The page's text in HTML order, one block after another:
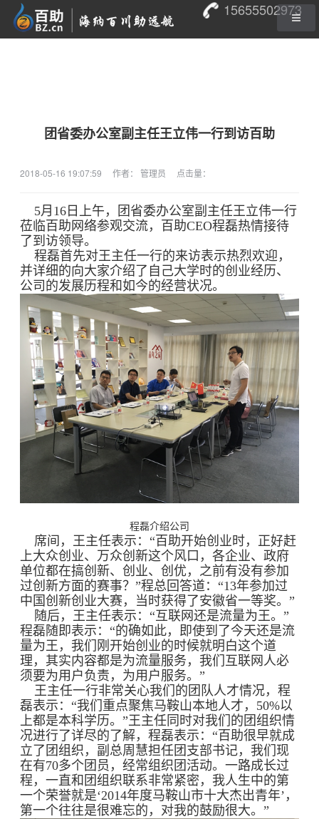
15655502973
团省委办公室副主任王立伟一行到访百助
2018-05-16 19:07:59 作者： 管理员 点击量：
5月16日上午，团省委办公室副主任王立伟一行
莅临百助网络参观交流，百助CEO程磊热情接待
了到访领导。
程磊首先对王主任一行的来访表示热烈欢迎，
并详细的向大家介绍了自己大学时的创业经历、
公司的发展历程和如今的经营状况。
程磊介绍公司
席间，王主任表示：“百助开始创业时，正好赶
上大众创业、万众创新这个风口，各企业、政府
单位都在搞创新、创业、创优，之前有没有参加
过创新方面的赛事？”程总回答道：“13年参加过
中国创新创业大赛，当时获得了安徽省一等奖。”
随后，王主任表示：“互联网还是流量为王。”
程磊随即表示：“的确如此，即使到了今天还是流
量为王，我们刚开始创业的时候就明白这个道
理，其实内容都是为流量服务，我们互联网人必
须要为用户负责，为用户服务。”
王主任一行非常关心我们的团队人才情况，程
磊表示：“我们重点聚焦马鞍山本地人才，50%以
上都是本科学历。”王主任同时对我们的团组织情
况进行了详尽的了解，程磊表示：“百助很早就成
立了团组织，副总周慧担任团支部书记，我们现
在有70多个团员，经常组织团活动。一路成长过
程，一直和团组织联系非常紧密，我人生中的第
一个荣誉就是‘2014年度马鞍山市十大杰出青年’，
第一个往往是很难忘的，对我的鼓励很大。”